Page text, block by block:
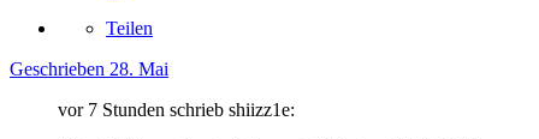
Teilen
Geschrieben 28. Mai
vor 7 Stunden schrieb shiizz1e: